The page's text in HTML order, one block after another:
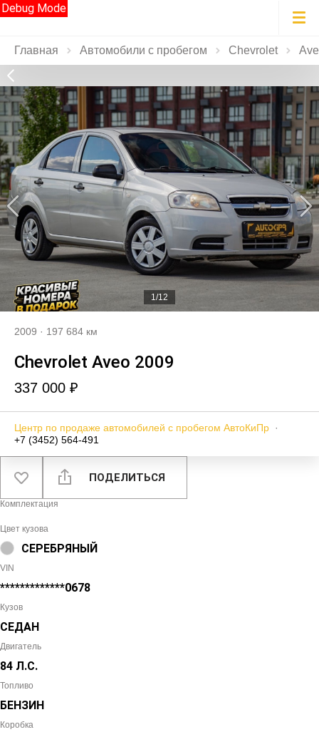
Debug Mode
Главная Автомобили с пробегом Chevrolet
1/12
2009 · 197 684 км
Chevrolet Aveo 2009
337 000 ₽
Центр по продаже автомобилей с пробегом АвтоКиПр ·
+7 (3452) 564-491
ПОДЕЛИТЬСЯ
Комплектация
Цвет кузова
СЕРЕБРЯНЫЙ
VIN
*************0678
Кузов
СЕДАН
Двигатель
84 Л.С.
Топливо
БЕНЗИН
Коробка